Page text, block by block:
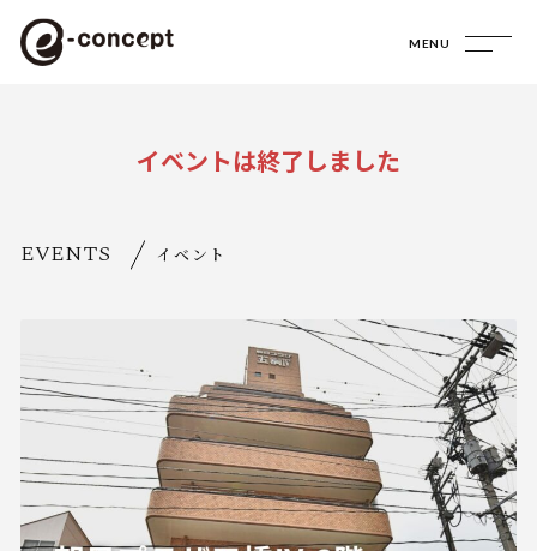
MENU
イベントは終了しました
EVENTS イベント